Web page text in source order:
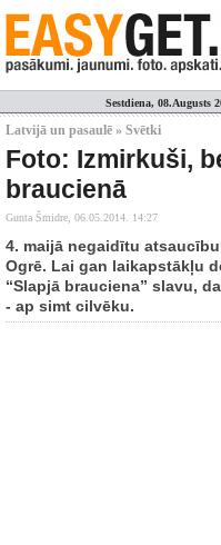
Sestdiena, 08.Augusts
Latvijā un pasaulē » Svētki
Foto: Izmirkuši,
braucienā
Gunta Šmidre, 06.05.2014. 14:27
4. maijā negaidītu
Ogrē. Lai gan laikapstākļu
“Slapjā brauciena” slavu,
- ap simt cilvēku.